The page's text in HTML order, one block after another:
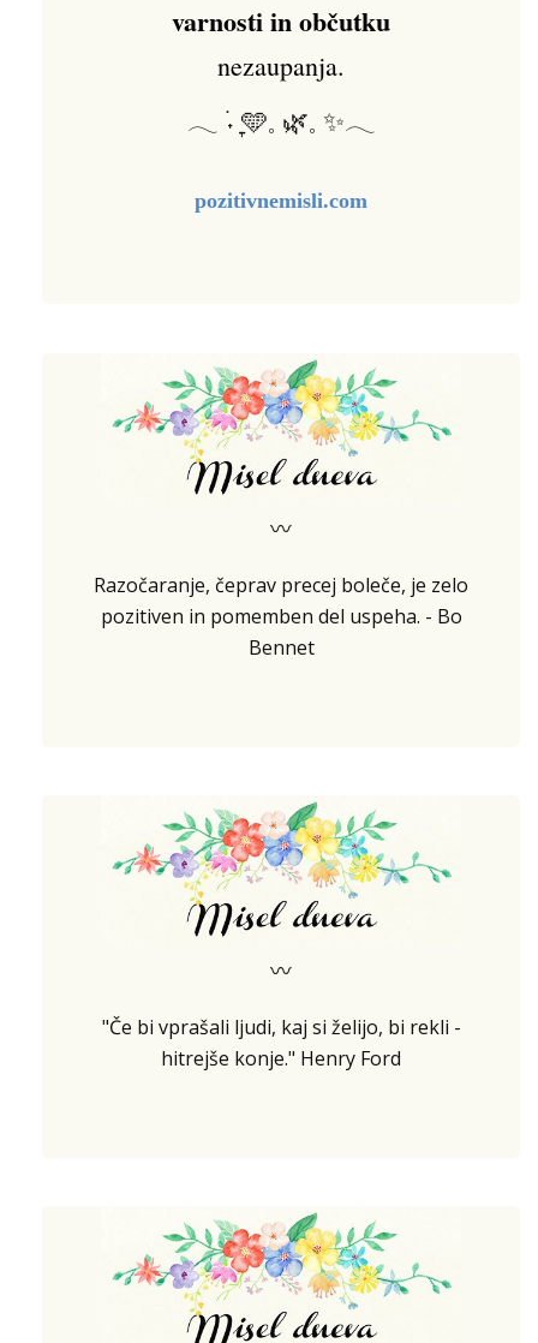
varnosti in občutku
nezaupanja.
𓂃 ࣪˖ ִֶָ🩵𓈒 🌿𓈒 ✨𓂃
pozitivnemisli.com
〰
Razočaranje, čeprav precej boleče, je zelo
pozitiven in pomemben del uspeha. - Bo
Bennet
〰
"Če bi vprašali ljudi, kaj si želijo, bi rekli -
hitrejše konje." Henry Ford